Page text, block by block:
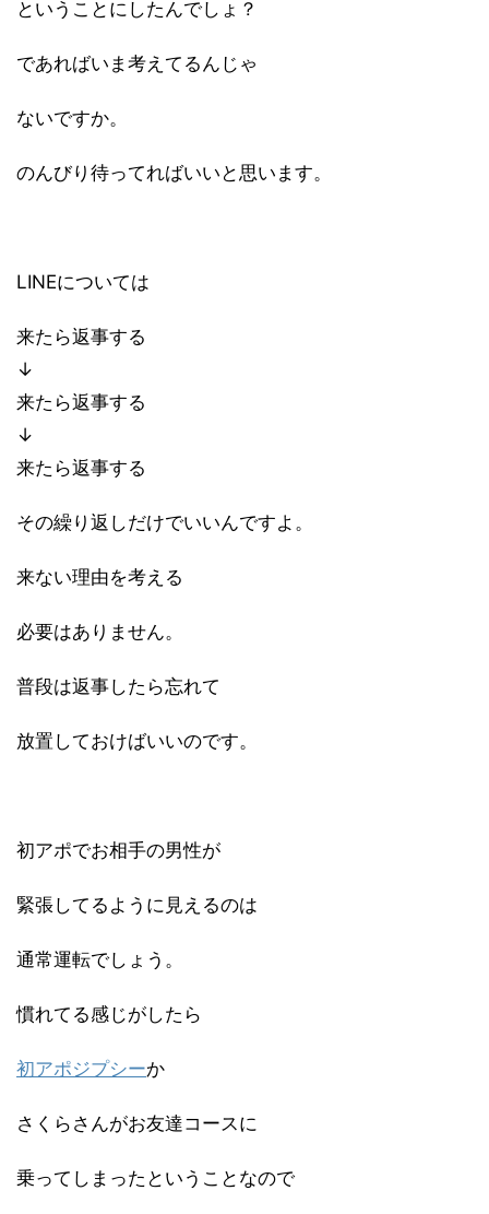
ということにしたんでしょ？
であればいま考えてるんじゃ
ないですか。
のんびり待ってればいいと思います。
LINEについては
来たら返事する
↓
来たら返事する
↓
来たら返事する
その繰り返しだけでいいんですよ。
来ない理由を考える
必要はありません。
普段は返事したら忘れて
放置しておけばいいのです。
初アポでお相手の男性が
緊張してるように見えるのは
通常運転でしょう。
慣れてる感じがしたら
初アポジプシーか
さくらさんがお友達コースに
乗ってしまったということなので